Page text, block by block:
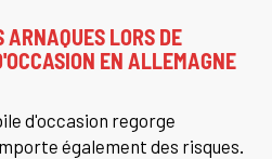
LORS DE
EN ALLEMAGNE
d'occasion regorge
également des risques.